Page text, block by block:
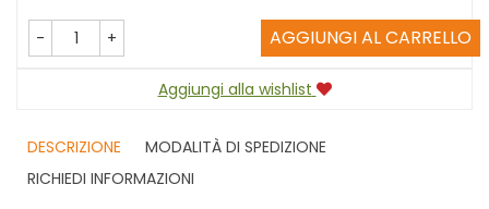
- + AGGIUNGI AL CARRELLO
Aggiungi alla wishlist
DESCRIZIONE
MODALITÀ DI SPEDIZIONE
RICHIEDI INFORMAZIONI